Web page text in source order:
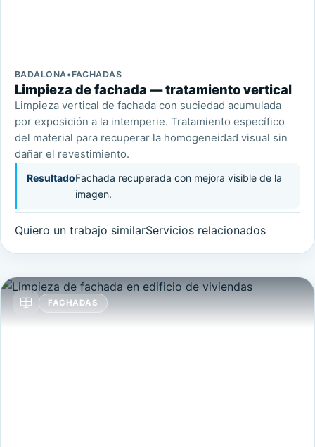
BADALONA• FACHADAS
Limpieza de fachada — tratamiento vertical
Limpieza vertical de fachada con suciedad acumulada
por exposición a la intemperie. Tratamiento específico
del material para recuperar la homogeneidad visual sin
dañar el revestimiento.
ResultadoFachada recuperada con mejora visible de la
imagen.
Quiero un trabajo similarServicios relacionados
FACHADAS